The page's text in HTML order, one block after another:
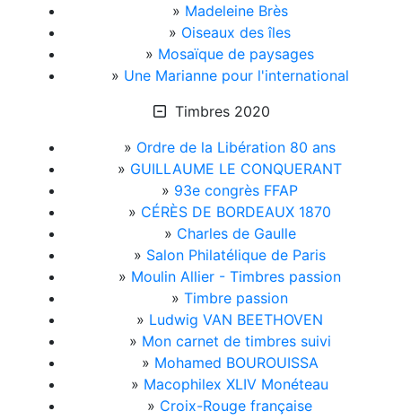
» Madeleine Brès
» Oiseaux des îles
» Mosaïque de paysages
» Une Marianne pour l'international
Timbres 2020
» Ordre de la Libération 80 ans
» GUILLAUME LE CONQUERANT
» 93e congrès FFAP
» CÉRÈS DE BORDEAUX 1870
» Charles de Gaulle
» Salon Philatélique de Paris
» Moulin Allier - Timbres passion
» Timbre passion
» Ludwig VAN BEETHOVEN
» Mon carnet de timbres suivi
» Mohamed BOUROUISSA
» Macophilex XLIV Monéteau
» Croix-Rouge française